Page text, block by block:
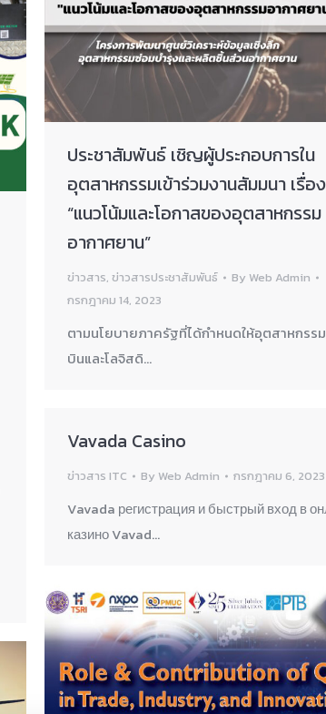
ประชาสัมพันธ์ เชิญผู้ประกอบการใน
อุตสาหกรรมเข้าร่วมงานสัมมนา เรื่อง
“แนวโน้มและโอกาสของอุตสาหกรรม
อากาศยาน”
ข่าวสาร, ข่าวสารประชาสัมพันธ์ By Web Admin
กรกฎาคม 14, 2023
ตามนโยบายภาครัฐที่ได้กำหนดให้อุตสาหกรร
บินและโลจิสดิ…
Vavada Casino
ข่าวสาร ITC By Web Admin กรกฎาคม 6, 2023
Vavada регистрация и быстрый вход в
казино Vavad…